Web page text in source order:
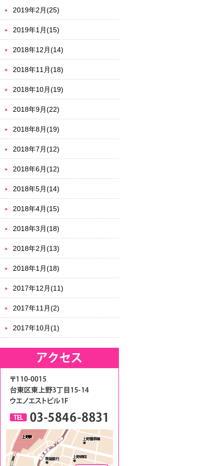
2019年2月(25)
2019年1月(15)
2018年12月(14)
2018年11月(18)
2018年10月(19)
2018年9月(22)
2018年8月(19)
2018年7月(12)
2018年6月(12)
2018年5月(14)
2018年4月(15)
2018年3月(18)
2018年2月(13)
2018年1月(18)
2017年12月(11)
2017年11月(2)
2017年10月(1)